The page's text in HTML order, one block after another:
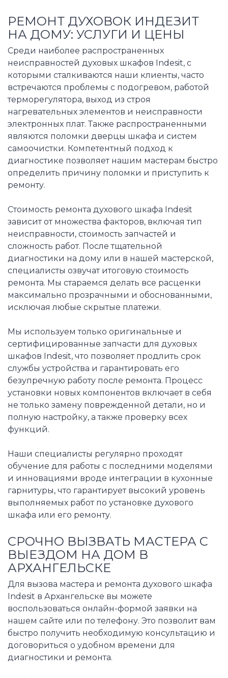
РЕМОНТ ДУХОВОК ИНДЕЗИТ
НА ДОМУ: УСЛУГИ И ЦЕНЫ
Среди наиболее распространенных
неисправностей духовых шкафов Indesit, с
которыми сталкиваются наши клиенты, часто
встречаются проблемы с подогревом, работой
терморегулятора, выход из строя
нагревательных элементов и неисправности
электронных плат. Также распространенными
являются поломки дверцы шкафа и систем
самоочистки. Компетентный подход к
диагностике позволяет нашим мастерам быстро
определить причину поломки и приступить к
ремонту.
Стоимость ремонта духового шкафа Indesit
зависит от множества факторов, включая тип
неисправности, стоимость запчастей и
сложность работ. После тщательной
диагностики на дому или в нашей мастерской,
специалисты озвучат итоговую стоимость
ремонта. Мы стараемся делать все расценки
максимально прозрачными и обоснованными,
исключая любые скрытые платежи.
Мы используем только оригинальные и
сертифицированные запчасти для духовых
шкафов Indesit, что позволяет продлить срок
службы устройства и гарантировать его
безупречную работу после ремонта. Процесс
установки новых компонентов включает в себя
не только замену поврежденной детали, но и
полную настройку, а также проверку всех
функций.
Наши специалисты регулярно проходят
обучение для работы с последними моделями
и инновациями вроде интеграции в кухонные
гарнитуры, что гарантирует высокий уровень
выполняемых работ по установке духового
шкафа или его ремонту.
СРОЧНО ВЫЗВАТЬ МАСТЕРА С
ВЫЕЗДОМ НА ДОМ В
АРХАНГЕЛЬСКЕ
Для вызова мастера и ремонта духового шкафа
Indesit в Архангельске вы можете
воспользоваться онлайн-формой заявки на
нашем сайте или по телефону. Это позволит вам
быстро получить необходимую консультацию и
договориться о удобном времени для
диагностики и ремонта.